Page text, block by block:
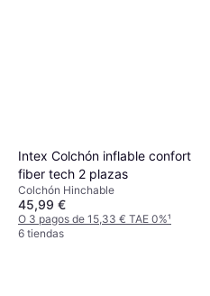
Intex Colchón inflable confort
fiber tech 2 plazas
Colchón Hinchable
45,99 €
O 3 pagos de 15,33 € TAE 0%¹
6 tiendas